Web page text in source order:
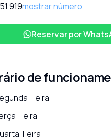
919mostrar número
Reservar por
de
Feira
Feira
Feira